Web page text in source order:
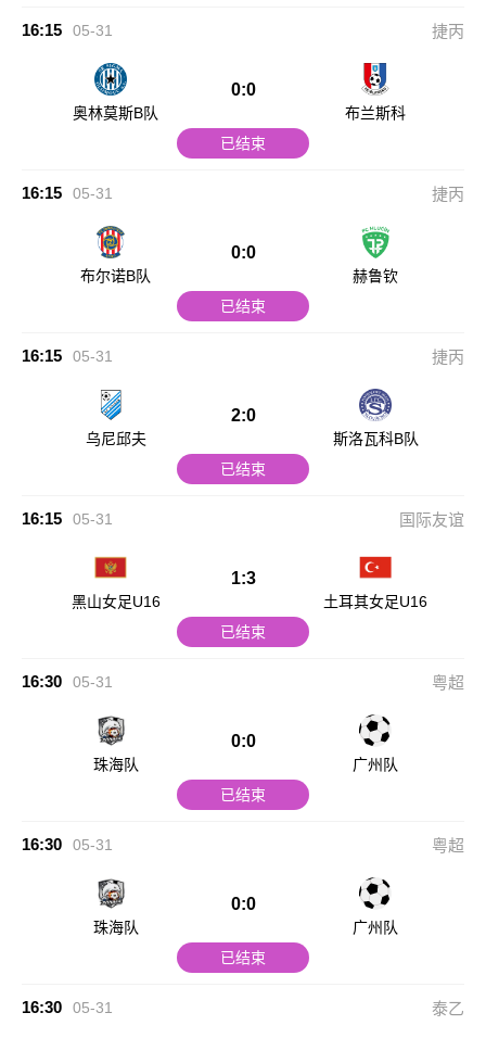
16:15 05-31 捷丙
奥林莫斯B队
0:0
布兰斯科
已结束
16:15 05-31 捷丙
布尔诺B队
0:0
赫鲁钦
已结束
16:15 05-31 捷丙
乌尼邱夫
2:0
斯洛瓦科B队
已结束
16:15 05-31 国际友谊
黑山女足U16
1:3
土耳其女足U16
已结束
16:30 05-31 粤超
珠海队
0:0
广州队
已结束
16:30 05-31 粤超
珠海队
0:0
广州队
已结束
16:30 05-31 泰乙